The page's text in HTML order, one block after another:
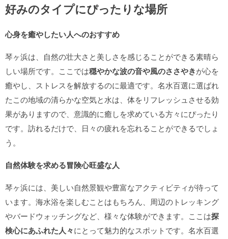
好みのタイプにぴったりな場所
心身を癒やしたい人へのおすすめ
琴ヶ浜は、自然の壮大さと美しさを感じることができる素晴ら
しい場所です。ここでは穏やかな波の音や風のささやきが心を
癒やし、ストレスを解放するのに最適です。名水百選に選ばれ
たこの地域の清らかな空気と水は、体をリフレッシュさせる効
果がありますので、意識的に癒しを求めている方々にぴったり
です。訪れるだけで、日々の疲れを忘れることができるでしょ
う。
自然体験を求める冒険心旺盛な人
琴ヶ浜には、美しい自然景観や豊富なアクティビティが待って
います。海水浴を楽しむことはもちろん、周辺のトレッキング
やバードウォッチングなど、様々な体験ができます。ここは探
検心にあふれた人々にとって魅力的なスポットです。名水百選